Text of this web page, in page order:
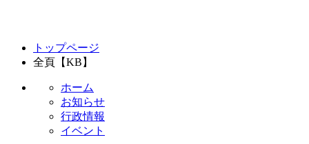
トップページ
全頁【KB】
ホーム
お知らせ
行政情報
イベント